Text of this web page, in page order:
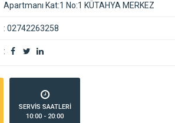
Apartmanı Kat:1 No:1 KÜTAHYA MERKEZ
: 02742263258
:
SERVİS SAATLERİ
10:00 - 20:00